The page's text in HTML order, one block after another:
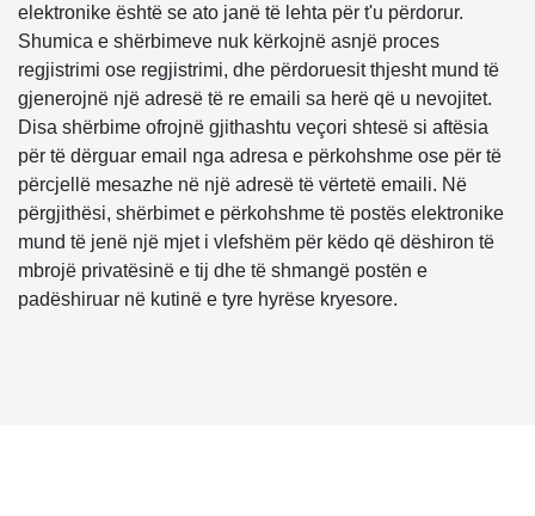
elektronike është se ato janë të lehta për t'u përdorur.
Shumica e shërbimeve nuk kërkojnë asnjë proces
regjistrimi ose regjistrimi, dhe përdoruesit thjesht mund të
gjenerojnë një adresë të re emaili sa herë që u nevojitet.
Disa shërbime ofrojnë gjithashtu veçori shtesë si aftësia
për të dërguar email nga adresa e përkohshme ose për të
përcjellë mesazhe në një adresë të vërtetë emaili. Në
përgjithësi, shërbimet e përkohshme të postës elektronike
mund të jenë një mjet i vlefshëm për këdo që dëshiron të
mbrojë privatësinë e tij dhe të shmangë postën e
padëshiruar në kutinë e tyre hyrëse kryesore.